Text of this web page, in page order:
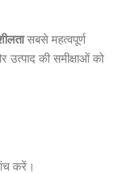
सबसे महत्वपूर्ण
की समीक्षाओं को
करें।